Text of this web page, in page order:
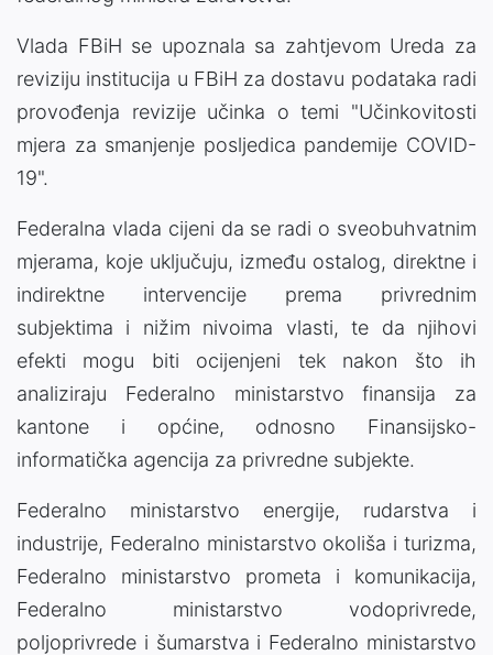
Vlada FBiH se upoznala sa zahtjevom Ureda za
reviziju institucija u FBiH za dostavu podataka radi
provođenja revizije učinka o temi "Učinkovitosti
mjera za smanjenje posljedica pandemije COVID-
19".
Federalna vlada cijeni da se radi o sveobuhvatnim
mjerama, koje uključuju, između ostalog, direktne i
indirektne intervencije prema privrednim
subjektima i nižim nivoima vlasti, te da njihovi
efekti mogu biti ocijenjeni tek nakon što ih
analiziraju Federalno ministarstvo finansija za
kantone i općine, odnosno Finansijsko-
informatička agencija za privredne subjekte.
Federalno ministarstvo energije, rudarstva i
industrije, Federalno ministarstvo okoliša i turizma,
Federalno ministarstvo prometa i komunikacija,
Federalno ministarstvo vodoprivrede,
poljoprivrede i šumarstva i Federalno ministarstvo